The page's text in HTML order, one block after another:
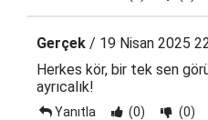
Gerçek / 19 Nisan 2025
Herkes kör, bir tek sen
ayrıcalık!
Yanıtla (0) (0)